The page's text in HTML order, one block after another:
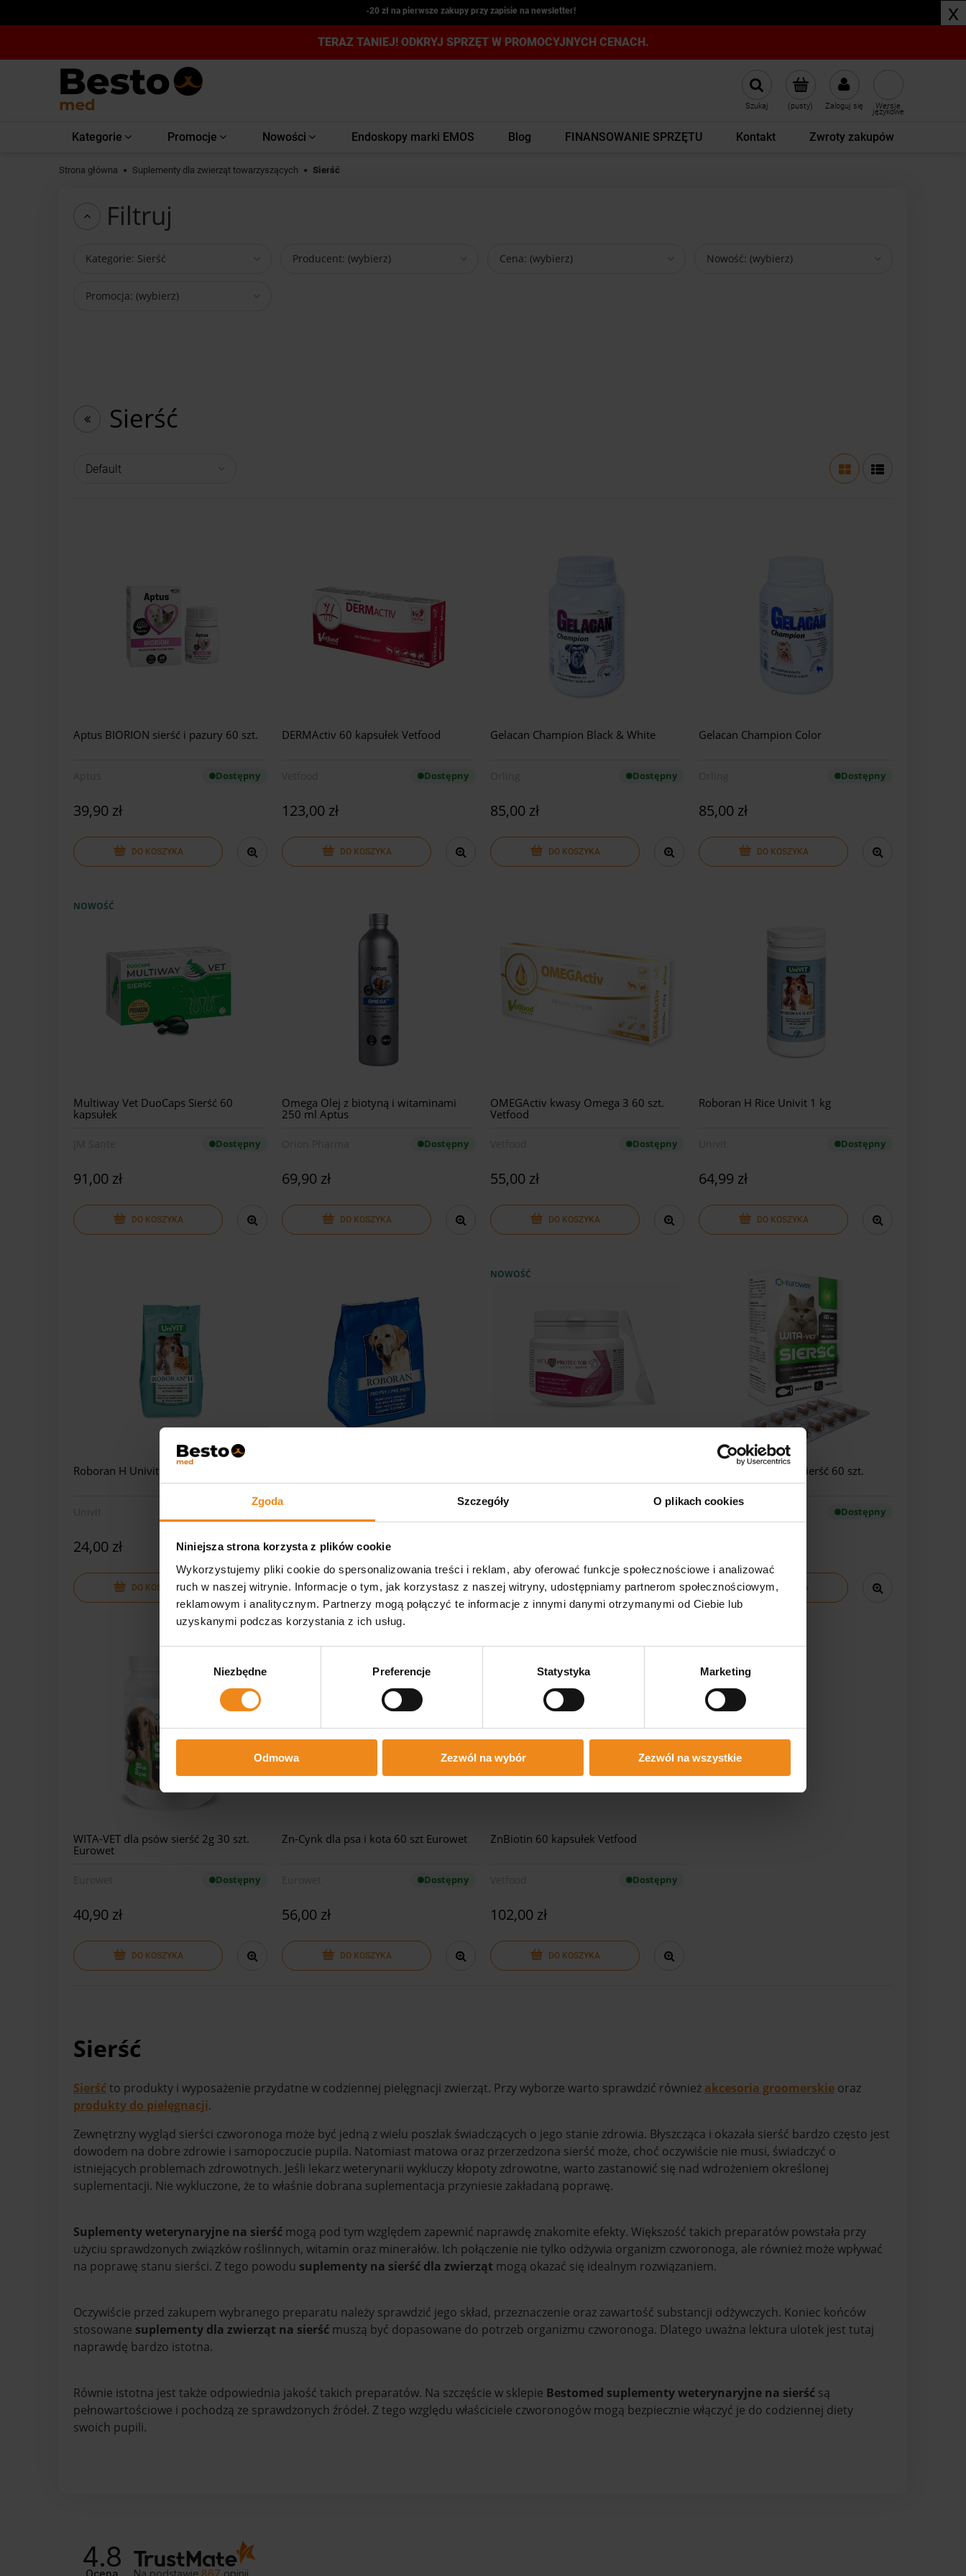
Zgoda Szczegóły O plikach cookies
Niniejsza strona korzysta z plików cookie
Wykorzystujemy pliki cookie do spersonalizowania treści i reklam, aby oferować funkcje społecznościowe i analizować
ruch w naszej witrynie. Informacje o tym, jak korzystasz z naszej witryny, udostępniamy partnerom społecznościowym,
reklamowym i analitycznym. Partnerzy mogą połączyć te informacje z innymi danymi otrzymanymi od Ciebie lub
uzyskanymi podczas korzystania z ich usług.
Niezbędne Preferencje Statystyka Marketing
Odmowa Zezwól na wybór Zezwól na wszystkie
Kardiomonitor weterynaryjny JR2000B z kapnografem PROMOCJA x
TERAZ TANIEJ! ODKRYJ SPRZĘT W PROMOCYJNYCH CENACH.
(pusty) Zaloguj się
Szukaj Wersje
językowe
Kategorie Promocje Nowości Endoskopy marki EMOS Blog FINANSOWANIE SPRZĘTU Kontakt Zwroty zakupów
Strona główna Suplementy dla zwierząt towarzyszących Sierść
Filtruj
Kategorie: Sierść Producent: (wybierz) Cena: (wybierz) Nowość: (wybierz)
Promocja: (wybierz)
Sierść
Aptus BIORION sierść i pazury 60 szt.
Dostępny
39,90 zł
DO KOSZYKA
DERMActiv 60 kapsułek Vetfood
Dostępny
123,00 zł
DO KOSZYKA
Gelacan Champion Black & White
Dostępny
85,00 zł
DO KOSZYKA
Gelacan Champion Color
Dostępny
85,00 zł
DO KOSZYKA
Multiway Vet DuoCaps Sierść 60
kapsułek
Dostępny
91,00 zł
DO KOSZYKA
NOWOŚĆ
Omega Olej z biotyną i witaminami
250 ml Aptus
Dostępny
69,90 zł
DO KOSZYKA
OMEGActiv kwasy Omega 3 60 szt.
Vetfood
Dostępny
55,00 zł
DO KOSZYKA
Roboran H Rice Univit 1 kg
Dostępny
64,99 zł
DO KOSZYKA
Roboran H Univit 250 g
Dostępny
24,00 zł
DO KOSZYKA
Univit 500 g
32,00 zł
powiadom o dostępności
JM Sante Dostępny
DO KOSZYKA
NOWOŚĆ
WITA-VET dla kotów sierść 60 szt.
Eurowet
Dostępny
DO KOSZYKA
WITA-VET dla psów sierść 2g 30 szt.
Eurowet
Dostępny
40,90 zł
DO KOSZYKA
Zn-Cynk dla psa i kota 60 szt Eurowet
Dostępny
56,00 zł
DO KOSZYKA
ZnBiotin 60 kapsułek Vetfood
Dostępny
102,00 zł
DO KOSZYKA
Sierść
Sierśćto produkty i wyposażenie przydatne w codziennej pielęgnacji zwierząt. Przy wyborze warto sprawdzić również akcesoria groomerskie oraz
produkty do pielęgnacji.
Zewnętrzny wygląd sierści czworonoga może być jedną z wielu poszlak świadczących o jego stanie zdrowia. Błyszcząca i okazała sierść bardzo często jest
dowodem na dobre zdrowie i samopoczucie pupila. Natomiast matowa oraz przerzedzona sierść może, choć oczywiście nie musi, świadczyć o
istniejących problemach zdrowotnych. Jeśli lekarz weterynarii wykluczy kłopoty zdrowotne, warto zastanowić się nad wdrożeniem określonej
suplementacji. Nie wykluczone, że to właśnie dobrana suplementacja przyniesie zakładaną poprawę.
Suplementy weterynaryjne na sierść mogą pod tym względem zapewnić naprawdę znakomite efekty. Większość takich preparatów powstała przy
użyciu sprawdzonych związków roślinnych, witamin oraz minerałów. Ich połączenie nie tylko odżywia organizm czworonoga, ale również może wpływać
na poprawę stanu sierści. Z tego powodu suplementy na sierść dla zwierząt mogą okazać się idealnym rozwiązaniem.
Oczywiście przed zakupem wybranego preparatu należy sprawdzić jego skład, przeznaczenie oraz zawartość substancji odżywczych. Koniec końców
stosowane suplementy dla zwierząt na sierść muszą być dopasowane do potrzeb organizmu czworonoga. Dlatego uważna lektura ulotek jest tutaj
naprawdę bardzo istotna.
Równie istotna jest także odpowiednia jakość takich preparatów. Na szczęście w sklepie Bestomed suplementy weterynaryjne na sierść są
pełnowartościowe i pochodzą ze sprawdzonych źródeł. Z tego względu właściciele czworonogów mogą bezpiecznie włączyć je do codziennej diety
swoich pupili.
4.8
Ocena Na podstawie 867 opinii